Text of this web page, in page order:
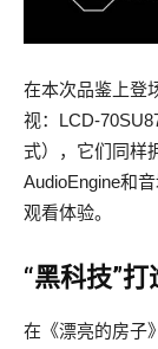
在本次品鉴上登
视：LCD-
式），它们同样
AudioEngine和
观看体验。
“黑科技”
在《漂亮的房子